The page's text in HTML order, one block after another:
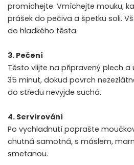
promíchejte. Vmíchejte mouku,
prášek do pečiva a špetku soli.
do hladkého těsta.
3. Pečení
Těsto vlijte na připravený plech
35 minut, dokud povrch
do středu nevyjde suchá.
4. Servírování
Po vychladnutí poprašte
chutná samotná, s máslem,
smetanou.